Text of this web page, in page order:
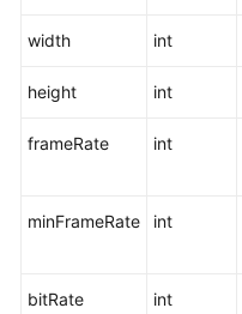
width int
height int
frameRate int
minFrameRate int
bitRate int